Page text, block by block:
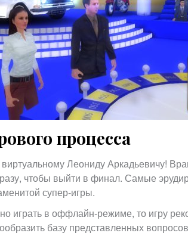
процесса
Леониду Аркадьевичу!
чтобы выйти в финал. Самые
супер-игры.
играть в оффлайн-режиме, то игру
базу представленных